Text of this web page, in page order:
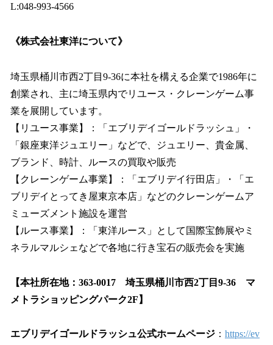
L:048-993-4566
《株式会社東洋について》
埼玉県桶川市西2丁目9-36に本社を構える企業で1986年に
創業され、主に埼玉県内でリユース・クレーンゲーム事
業を展開しています。
【リユース事業】：「エブリデイゴールドラッシュ」・
「銀座東洋ジュエリー」などで、ジュエリー、貴金属、
ブランド、時計、ルースの買取や販売
【クレーンゲーム事業】：「エブリデイ行田店」・「エ
ブリデイとってき屋東京本店」などのクレーンゲームア
ミューズメント施設を運営
【ルース事業】：「東洋ルース」として国際宝飾展やミ
ネラルマルシェなどで各地に行き宝石の販売会を実施
【本社所在地：363-0017 埼玉県桶川市西2丁目9-36 マ
メトラショッピングパーク2F】
エブリデイゴールドラッシュ公式ホームページ ： https://ev